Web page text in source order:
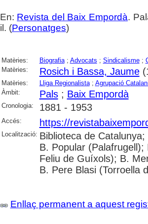
En: Revista del Baix Empordà.
il. (Personatges)
Matèries: Biografia; Advocats ; Sindicalisme;
Matèries:
Rosich i Bassa, Jaume
Matèries: Lliga Regionalista; Agrupació
Àmbit:
Pals; Baix Empordà
Cronologia: 1881 - 1953
Accés: https://
Localització: Biblioteca de
B. Popular
Feliu de Guíxols); B.
B. Pere Blasi (Torroella
Enllaç permanent a aquest